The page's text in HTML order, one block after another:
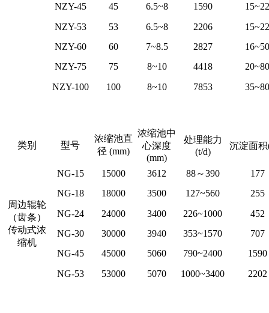
NZY-45
45 6.5~8 1590
15~22
NZY-53
53 6.5~8 2206
15~22
NZY-60
60 7~8.5 2827
16~50
NZY-75
75 8~10 4418
20~80
NZY-100
100 8~10 7853 35~80
类别 型号
浓缩池直
径 (mm)
浓缩池中
心深度
(mm)
处理能力
(t/d)
沉淀面积
周边辊轮
（齿条）
传动式浓
缩机
NG-15 15000 3612 88～390
177
NG-18
18000 3500 127~560
255
NG-24
24000 3400 226~1000
452
NG-30
30000 3940 353~1570
707
NG-45
45000 5060 790~2400
1590
NG-53
53000 5070 1000~3400 2202